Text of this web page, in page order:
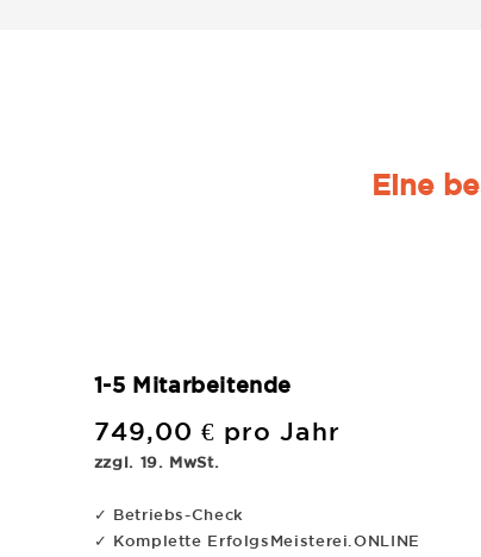
Eine
1-5 Mitarbeitende
749,00 € pro Jahr
zzgl. 19. MwSt.
✓ Betriebs-Check
✓ Komplette ErfolgsMeisterei.ONLINE